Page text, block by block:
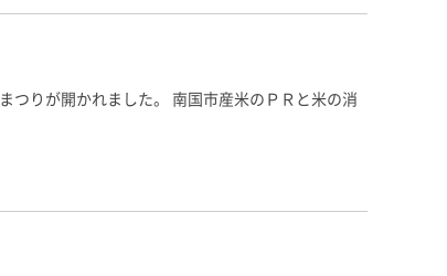
つりが開かれました。 南国市産米のＰＲと米の消